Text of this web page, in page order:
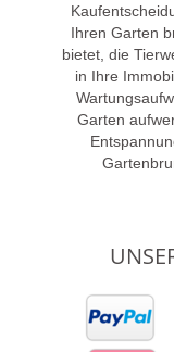
Ihren Garten
bietet, die
in Ihre
Garten